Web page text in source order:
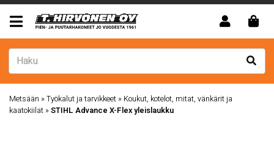
Metsään »Työkalut ja tarvikkeet » Koukut, kotelot, mitat, vänkärit ja
kaatokiilat »STIHL Advance X-Flex yleislaukku